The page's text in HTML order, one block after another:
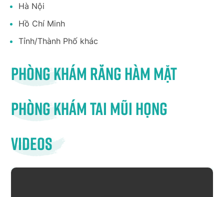
Hà Nội
Hồ Chí Minh
Tỉnh/Thành Phố khác
Phòng khám răng hàm mặt
Phòng khám tai mũi họng
Videos